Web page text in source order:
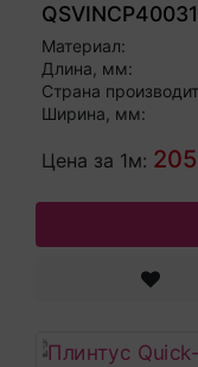
QSVINCP40031
Материал:
Длина, мм:
Страна
Ширина, мм:
Цена за 1м: